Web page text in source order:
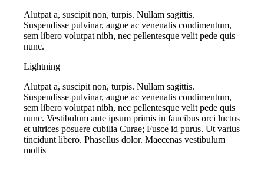
Alutpat a, suscipit non, turpis. Nullam sagittis.
Suspendisse pulvinar, augue ac venenatis condimentum,
sem libero volutpat nibh, nec pellentesque velit pede quis
nunc.
Lightning
Alutpat a, suscipit non, turpis. Nullam sagittis.
Suspendisse pulvinar, augue ac venenatis condimentum,
sem libero volutpat nibh, nec pellentesque velit pede quis
nunc. Vestibulum ante ipsum primis in faucibus orci luctus
et ultrices posuere cubilia Curae; Fusce id purus. Ut varius
tincidunt libero. Phasellus dolor. Maecenas vestibulum
mollis